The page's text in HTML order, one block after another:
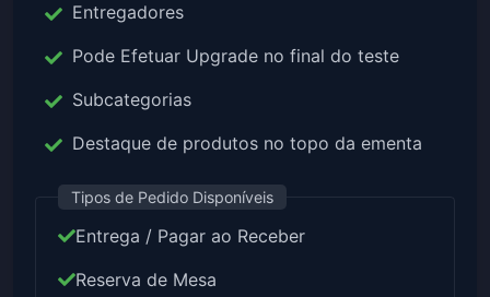
Entregadores
Pode Efetuar Upgrade no final do teste
Subcategorias
Destaque de produtos no topo da ementa
Tipos de Pedido Disponíveis
Entrega / Pagar ao Receber
Reserva de Mesa